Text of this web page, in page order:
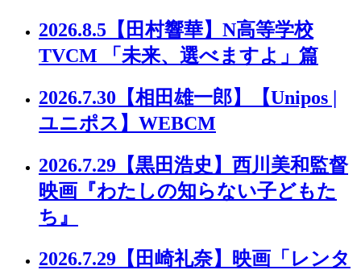
2026.8.5 【田村響華】N高等学校
TVCM 「未来、選べますよ」篇
2026.7.30 【相田雄一郎】【Unipos |
ユニポス】WEBCM
2026.7.29 【黒田浩史】西川美和監督
映画『わたしの知らない子どもた
ち』
2026.7.29 【田崎礼奈】映画「レンタ